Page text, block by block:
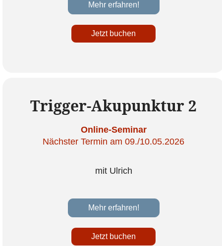
Mehr erfahren!
Jetzt buchen
Trigger-Akupunktur 2
Online-Seminar
Nächster Termin am 09./10.05.2026
mit Ulrich
Mehr erfahren!
Jetzt buchen